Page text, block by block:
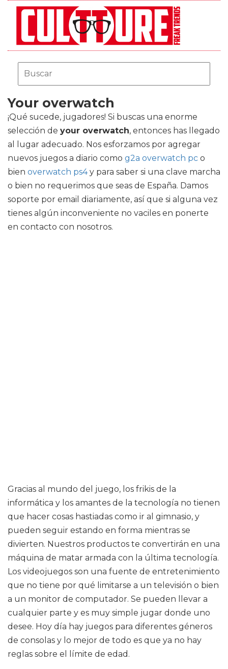
Your overwatch
¡Qué sucede, jugadores! Si buscas una enorme
selección de your overwatch, entonces has llegado
al lugar adecuado. Nos esforzamos por agregar
nuevos juegos a diario como g2a overwatch pc o
bien overwatch ps4y para saber si una clave marcha
o bien no requerimos que seas de España. Damos
soporte por email diariamente, así que si alguna vez
tienes algún inconveniente no vaciles en ponerte
en contacto con nosotros.
Gracias al mundo del juego, los frikis de la
informática y los amantes de la tecnología no tienen
que hacer cosas hastiadas como ir al gimnasio, y
pueden seguir estando en forma mientras se
divierten. Nuestros productos te convertirán en una
máquina de matar armada con la última tecnología.
Los videojuegos son una fuente de entretenimiento
que no tiene por qué limitarse a un televisión o bien
a un monitor de computador. Se pueden llevar a
cualquier parte y es muy simple jugar donde uno
desee. Hoy día hay juegos para diferentes géneros
de consolas y lo mejor de todo es que ya no hay
reglas sobre el límite de edad.